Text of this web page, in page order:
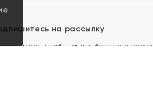
на рассылку
чтобы узнать больше о новых